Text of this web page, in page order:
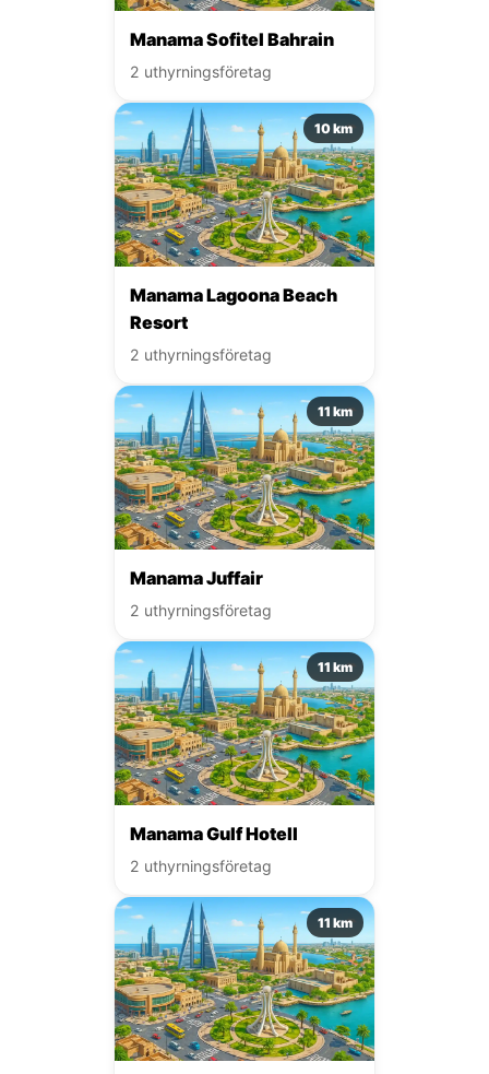
Manama Sofitel Bahrain
2 uthyrningsföretag
10 km
Manama Lagoona Beach
Resort
2 uthyrningsföretag
11 km
Manama Juffair
2 uthyrningsföretag
11 km
Manama Gulf Hotell
2 uthyrningsföretag
11 km